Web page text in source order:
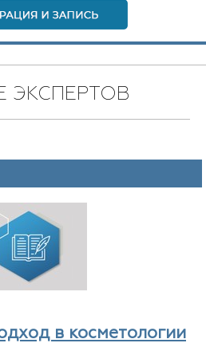
ЭКСПЕРТОВ
в косметологии